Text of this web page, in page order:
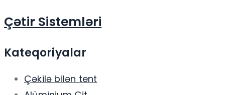
Çətir Sistemləri
Kateqoriyalar
Çəkilə bilən tent